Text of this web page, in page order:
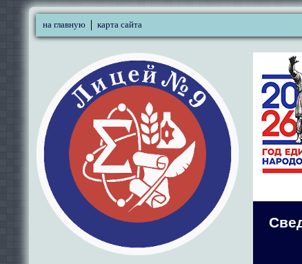
на главную карта сайта